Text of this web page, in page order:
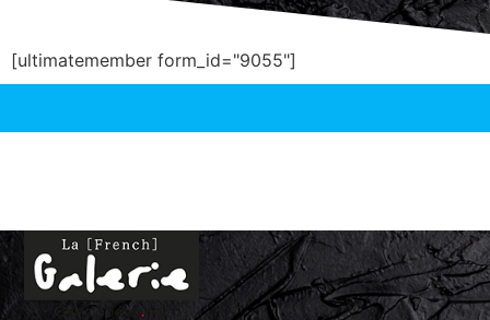
[ultimatemember form_id="9055"]